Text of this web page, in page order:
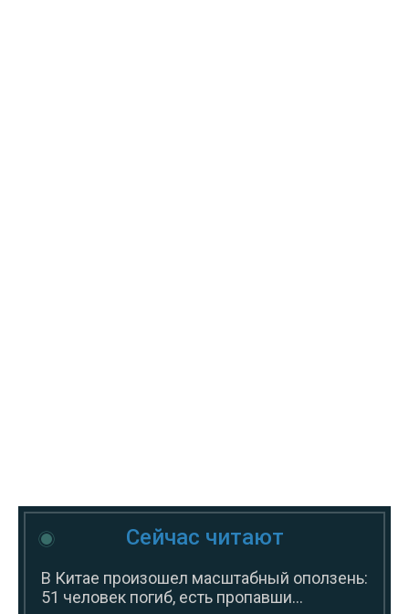
Сейчас читают
В Китае произошел масштабный оползень:
51 человек погиб, есть пропавши...